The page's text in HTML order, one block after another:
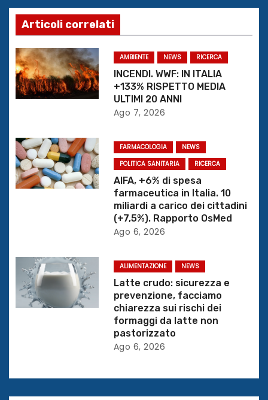
a
z
i
o
e
a
c
o
Articoli correlati
AMBIENTE NEWS RICERCA
INCENDI. WWF: IN ITALIA
+133% RISPETTO MEDIA
ULTIMI 20 ANNI
Ago 7, 2026
FARMACOLOGIA
NEWS
POLITICA SANITARIA
RICERCA
AIFA, +6% di spesa
farmaceutica in Italia. 10
miliardi a carico dei cittadini
(+7,5%). Rapporto OsMed
Ago 6, 2026
ALIMENTAZIONE NEWS
Latte crudo: sicurezza e
prevenzione, facciamo
chiarezza sui rischi dei
formaggi da latte non
pastorizzato
Ago 6, 2026